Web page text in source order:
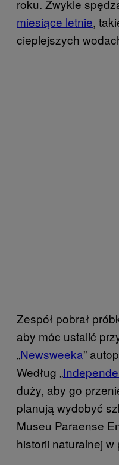
roku. Zwykle
miesiące letnie,
cieplejszych
Zespół pobrał
aby móc ustalić
„Newsweeka”
Według „
duży, aby go
planują wydobyć
Museu Paraense
historii naturalnej